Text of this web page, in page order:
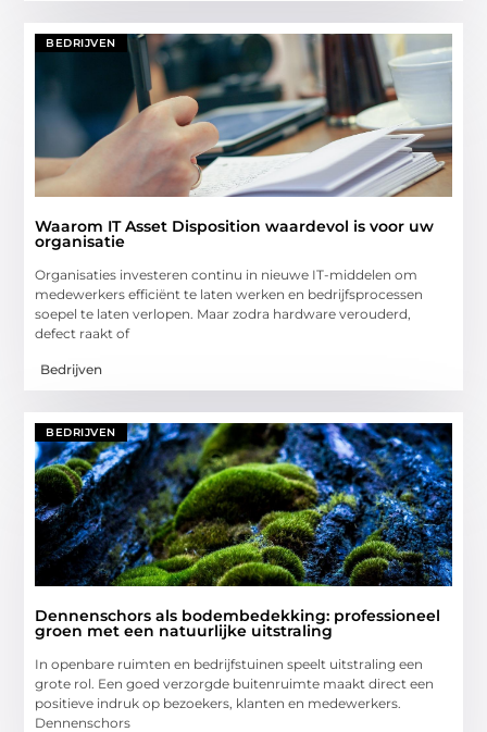
BEDRIJVEN
Waarom IT Asset Disposition waardevol is voor uw
organisatie
Organisaties investeren continu in nieuwe IT-middelen om
medewerkers efficiënt te laten werken en bedrijfsprocessen
soepel te laten verlopen. Maar zodra hardware verouderd,
defect raakt of
Bedrijven
BEDRIJVEN
Dennenschors als bodembedekking: professioneel
groen met een natuurlijke uitstraling
In openbare ruimten en bedrijfstuinen speelt uitstraling een
grote rol. Een goed verzorgde buitenruimte maakt direct een
positieve indruk op bezoekers, klanten en medewerkers.
Dennenschors